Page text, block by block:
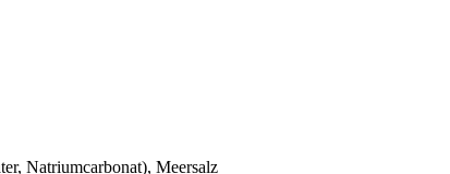
Natriumcarbonat), Meersalz